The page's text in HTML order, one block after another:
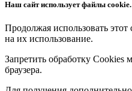
Наш сайт использует файлы cookie.
Продолжая использовать этот
на их использование.
Запретить обработку
браузера.